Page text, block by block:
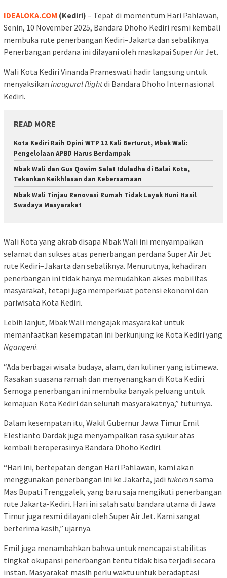
IDEALOKA.COM (Kediri) – Tepat di momentum Hari Pahlawan,
Senin, 10 November 2025, Bandara Dhoho Kediri resmi kembali
membuka rute penerbangan Kediri–Jakarta dan sebaliknya.
Penerbangan perdana ini dilayani oleh maskapai Super Air Jet.
Wali Kota Kediri Vinanda Prameswati hadir langsung untuk
menyaksikan inaugural flightdi Bandara Dhoho Internasional
Kediri.
READ MORE
Kota Kediri Raih Opini WTP 12 Kali Berturut, Mbak Wali:
Pengelolaan APBD Harus Berdampak
Mbak Wali dan Gus Qowim Salat Iduladha di Balai Kota,
Tekankan Keikhlasan dan Kebersamaan
Mbak Wali Tinjau Renovasi Rumah Tidak Layak Huni Hasil
Swadaya Masyarakat
Wali Kota yang akrab disapa Mbak Wali ini menyampaikan
selamat dan sukses atas penerbangan perdana Super Air Jet
rute Kediri–Jakarta dan sebaliknya. Menurutnya, kehadiran
penerbangan ini tidak hanya memudahkan akses mobilitas
masyarakat, tetapi juga memperkuat potensi ekonomi dan
pariwisata Kota Kediri.
Lebih lanjut, Mbak Wali mengajak masyarakat untuk
memanfaatkan kesempatan ini berkunjung ke Kota Kediri yang
Ngangeni.
“Ada berbagai wisata budaya, alam, dan kuliner yang istimewa.
Rasakan suasana ramah dan menyenangkan di Kota Kediri.
Semoga penerbangan ini membuka banyak peluang untuk
kemajuan Kota Kediri dan seluruh masyarakatnya,” tuturnya.
Dalam kesempatan itu, Wakil Gubernur Jawa Timur Emil
Elestianto Dardak juga menyampaikan rasa syukur atas
kembali beroperasinya Bandara Dhoho Kediri.
“Hari ini, bertepatan dengan Hari Pahlawan, kami akan
menggunakan penerbangan ini ke Jakarta, jadi tukeransama
Mas Bupati Trenggalek, yang baru saja mengikuti penerbangan
rute Jakarta-Kediri. Hari ini salah satu bandara utama di Jawa
Timur juga resmi dilayani oleh Super Air Jet. Kami sangat
berterima kasih,” ujarnya.
Emil juga menambahkan bahwa untuk mencapai stabilitas
tingkat okupansi penerbangan tentu tidak bisa terjadi secara
instan. Masyarakat masih perlu waktu untuk beradaptasi